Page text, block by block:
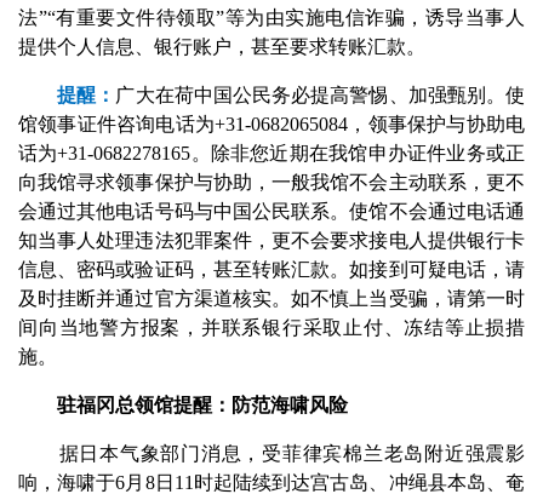
法”“有重要文件待领取”等为由实施电信诈骗，诱导当事人
提供个人信息、银行账户，甚至要求转账汇款。
提醒： 广大在荷中国公民务必提高警惕、加强甄别。使
馆领事证件咨询电话为+31-0682065084，领事保护与协助电
话为+31-0682278165。除非您近期在我馆申办证件业务或正
向我馆寻求领事保护与协助，一般我馆不会主动联系，更不
会通过其他电话号码与中国公民联系。使馆不会通过电话通
知当事人处理违法犯罪案件，更不会要求接电人提供银行卡
信息、密码或验证码，甚至转账汇款。如接到可疑电话，请
及时挂断并通过官方渠道核实。如不慎上当受骗，请第一时
间向当地警方报案，并联系银行采取止付、冻结等止损措
施。
驻福冈总领馆提醒：防范海啸风险
据日本气象部门消息，受菲律宾棉兰老岛附近强震影
响，海啸于6月8日11时起陆续到达宫古岛、冲绳县本岛、奄